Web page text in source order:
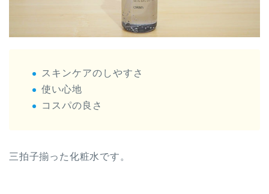
スキンケアのしやすさ
使い心地
コスパの良さ
三拍子揃った化粧水です。